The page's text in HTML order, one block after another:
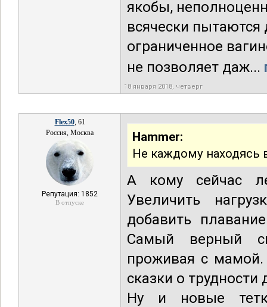
якобы,
всячески пытаются
ограниченное
не позволяет даж...
18 января 2018, четверг
Flex50, 61
Россия, Москва
Репутация: 1852
В отпуске
Hammer:
Не каждому находясь
А кому сейчас
Увеличить
добавить
Самый верный
проживая с мамой.
сказки о
Ну и новые